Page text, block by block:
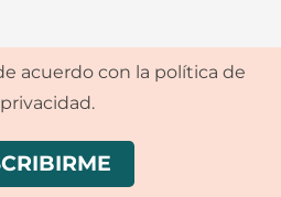
acuerdo con la política de
privacidad.